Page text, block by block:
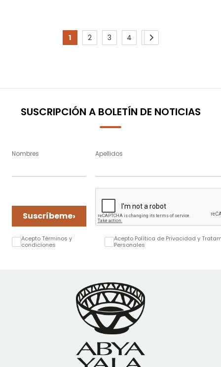
Page
You're
page
1
Page
2
Page
3
Page
4
Page
5
Page
Siguiente
SUSCRIPCIÓN A BOLETÍN DE NOTICIAS
Nombres Apellidos
Suscríbeme›
Acepto Términos y
condiciones
Acepto Política de Privacidad y
Personales